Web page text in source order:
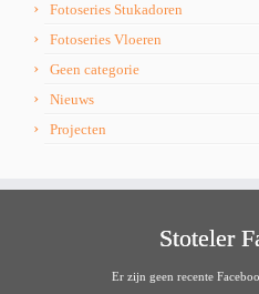
Fotoseries Stukadoren
Fotoseries Vloeren
Geen categorie
Nieuws
Projecten
Stoteler
Er zijn geen recente